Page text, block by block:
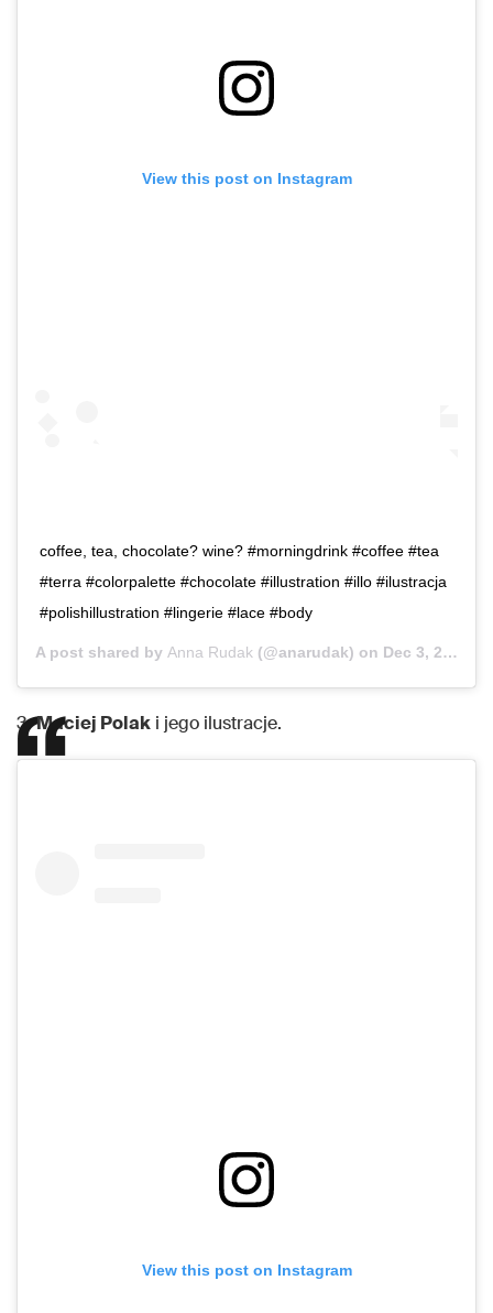
View this post on Instagram
coffee, tea, chocolate? wine? #morningdrink #coffee #tea
#terra #colorpalette #chocolate #illustration #illo #ilustracja
#polishillustration #lingerie #lace #body
A post shared by Anna Rudak (@anarudak) on Dec 3, 2018 at 2:49am PST
3.Maciej Polak i jego ilustracje.
View this post on Instagram